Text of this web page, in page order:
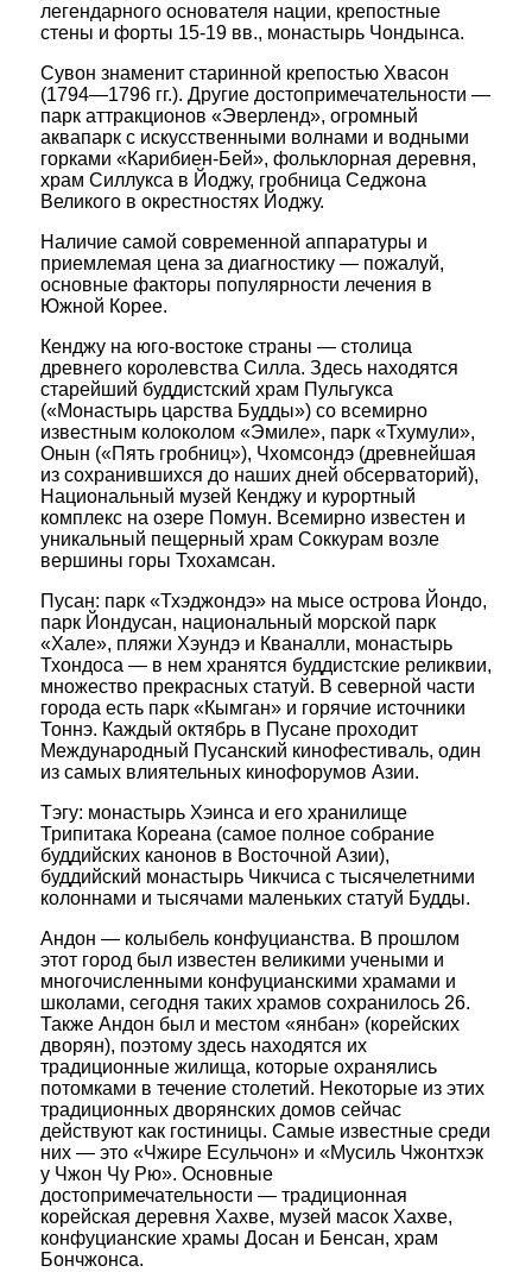
легендарного основателя нации, крепостные
стены и форты 15-19 вв., монастырь Чондынса.
Сувон знаменит старинной крепостью Хвасон
(1794—1796 гг.). Другие достопримечательности —
парк аттракционов «Эверленд», огромный
аквапарк с искусственными волнами и водными
горками «Карибиен-Бей», фольклорная деревня,
храм Силлукса в Йоджу, гробница Седжона
Великого в окрестностях Йоджу.
Наличие самой современной аппаратуры и
приемлемая цена за диагностику — пожалуй,
основные факторы популярности лечения в
Южной Корее.
Кенджу на юго-востоке страны — столица
древнего королевства Силла. Здесь находятся
старейший буддистский храм Пульгукса
(«Монастырь царства Будды») со всемирно
известным колоколом «Эмиле», парк «Тхумули»,
Онын («Пять гробниц»), Чхомсондэ (древнейшая
из сохранившихся до наших дней обсерваторий),
Национальный музей Кенджу и курортный
комплекс на озере Помун. Всемирно известен и
уникальный пещерный храм Соккурам возле
вершины горы Тхохамсан.
Пусан: парк «Тхэджондэ» на мысе острова Йондо,
парк Йондусан, национальный морской парк
«Хале», пляжи Хэундэ и Кваналли, монастырь
Тхондоса — в нем хранятся буддистские реликвии,
множество прекрасных статуй. В северной части
города есть парк «Кымган» и горячие источники
Тоннэ. Каждый октябрь в Пусане проходит
Международный Пусанский кинофестиваль, один
из самых влиятельных кинофорумов Азии.
Тэгу: монастырь Хэинса и его хранилище
Трипитака Кореана (самое полное собрание
буддийских канонов в Восточной Азии),
буддийский монастырь Чикчиса с тысячелетними
колоннами и тысячами маленьких статуй Будды.
Андон — колыбель конфуцианства. В прошлом
этот город был известен великими учеными и
многочисленными конфуцианскими храмами и
школами, сегодня таких храмов сохранилось 26.
Также Андон был и местом «янбан» (корейских
дворян), поэтому здесь находятся их
традиционные жилища, которые охранялись
потомками в течение столетий. Некоторые из этих
традиционных дворянских домов сейчас
действуют как гостиницы. Самые известные среди
них — это «Чжире Есульчон» и «Мусиль Чжонтхэк
у Чжон Чу Рю». Основные
достопримечательности — традиционная
корейская деревня Хахве, музей масок Хахве,
конфуцианские храмы Досан и Бенсан, храм
Бончжонса.